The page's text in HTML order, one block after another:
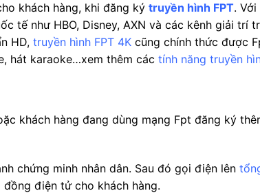
khách hàng, khi đăng ký truyền hình FPT.
tế như HBO, Disney, AXN và các kênh giải
HD, truyền hình FPT 4K cũng chính thức được
hát karaoke…xem thêm các tính năng truyền
khách hàng đang dùng mạng Fpt đăng ký
chứng minh nhân dân. Sau đó gọi điện lên
điện tử cho khách hàng.